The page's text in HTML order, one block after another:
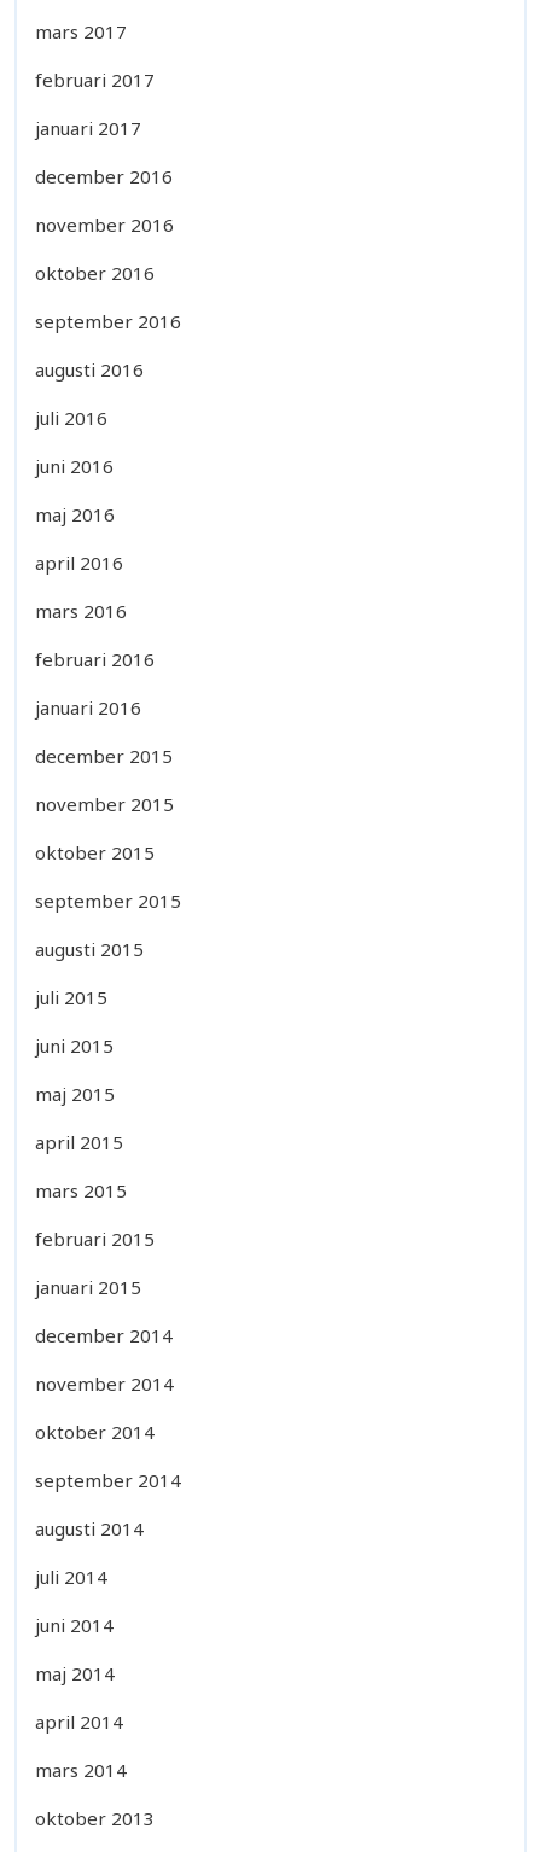
mars 2017
februari 2017
januari 2017
december 2016
november 2016
oktober 2016
september 2016
augusti 2016
juli 2016
juni 2016
maj 2016
april 2016
mars 2016
februari 2016
januari 2016
december 2015
november 2015
oktober 2015
september 2015
augusti 2015
juli 2015
juni 2015
maj 2015
april 2015
mars 2015
februari 2015
januari 2015
december 2014
november 2014
oktober 2014
september 2014
augusti 2014
juli 2014
juni 2014
maj 2014
april 2014
mars 2014
oktober 2013